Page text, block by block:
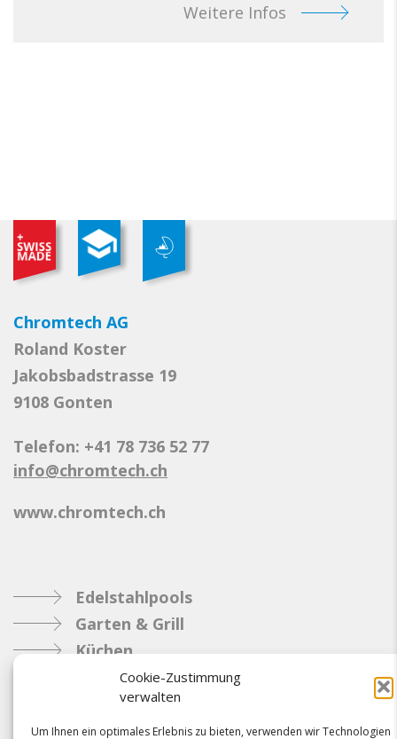
Cookie-Zustimmung
verwalten
Um Ihnen ein optimales Erlebnis zu bieten, verwenden wir Technologien
Weitere Infos
Chromtech AG
Roland Koster
Jakobsbadstrasse 19
9108 Gonten
Telefon: +41 78 736 52 77
info@chromtech.ch
www.chromtech.ch
Edelstahlpools
Garten & Grill
Küchen
Metallbau
Industrie